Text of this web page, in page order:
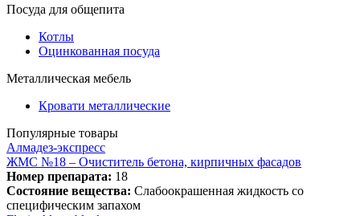
Посуда для общепита
Котлы
Оцинкованная посуда
Металлическая мебель
Кровати металлические
Популярные товары
Алмадез-экспресс
ЖМС №18 – Очиститель бетона, кирпичных фасадов
Номер препарата: 18
Состояние вещества: Слабоокрашенная жидкость со
специфическим запахом